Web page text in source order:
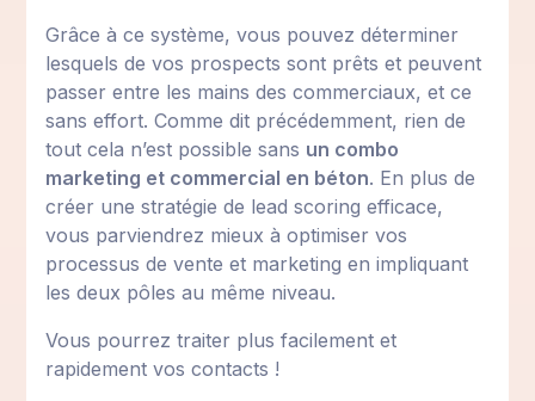
Grâce à ce système, vous pouvez déterminer
lesquels de vos prospects sont prêts et peuvent
passer entre les mains des commerciaux, et ce
sans effort. Comme dit précédemment, rien de
tout cela n’est possible sans un combo
marketing et commercial en béton. En plus de
créer une stratégie de lead scoring efficace,
vous parviendrez mieux à optimiser vos
processus de vente et marketing en impliquant
les deux pôles au même niveau.
Vous pourrez traiter plus facilement et
rapidement vos contacts !